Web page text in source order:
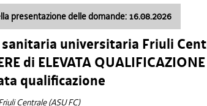
presentazione delle domande: 16.08.2026
universitaria Friuli
di ELEVATA
qualificazione
Centrale (ASU FC)